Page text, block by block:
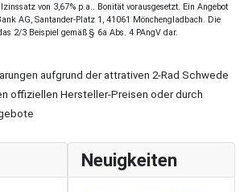
von 3,67% p.a.. Bonität vorausgesetzt. Ein Angebot
AG, Santander-Platz 1, 41061 Mönchengladbach. Die
2/3 Beispiel gemäß § 6a Abs. 4 PAngV dar.
aufgrund der attrativen 2-Rad Schwede
offiziellen Hersteller-Preisen oder durch
Neuigkeiten